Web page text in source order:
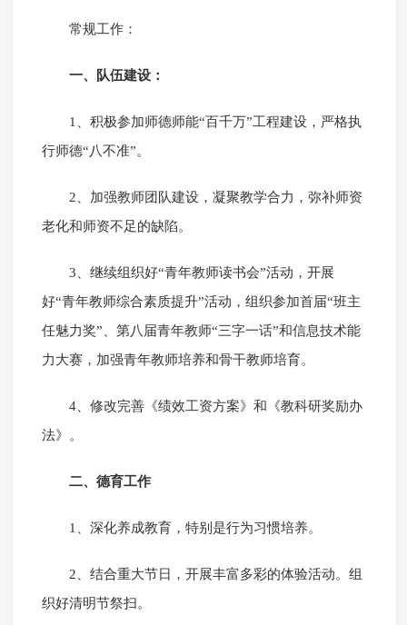
常规工作：
一、队伍建设：
1、积极参加师德师能“百千万”工程建设，严格执
行师德“八不准”。
2、加强教师团队建设，凝聚教学合力，弥补师资
老化和师资不足的缺陷。
3、继续组织好“青年教师读书会”活动，开展
好“青年教师综合素质提升”活动，组织参加首届“班主
任魅力奖”、第八届青年教师“三字一话”和信息技术能
力大赛，加强青年教师培养和骨干教师培育。
4、修改完善《绩效工资方案》和《教科研奖励办
法》。
二、德育工作
1、深化养成教育，特别是行为习惯培养。
2、结合重大节日，开展丰富多彩的体验活动。组
织好清明节祭扫。